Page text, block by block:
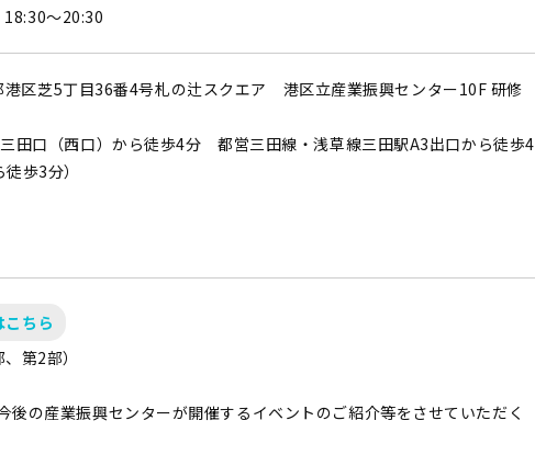
～20:30
区芝5丁目36番4号札の辻スクエア 港区立産業振興センター10F 研修
三田口（西口）から徒歩4分 都営三田線・浅草線三田駅A3出口から徒歩4
歩3分）
ちら
第2部）
後の産業振興センターが開催するイベントのご紹介等をさせていただく